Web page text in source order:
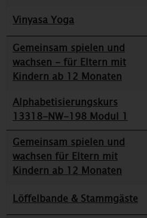
Vinyasa Yoga
Gemeinsam spielen und
wachsen - für Eltern mit
Kindern ab 12 Monaten
Alphabetisierungskurs
13318-NW-198 Modul 1
Gemeinsam spielen und
wachsen für Eltern mit
Kindern ab 12 Monaten
Löffelbande & Stammgäste